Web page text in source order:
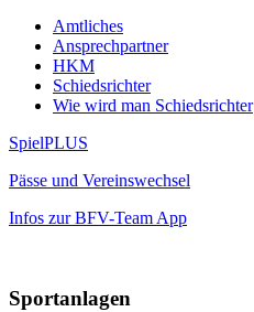
Amtliches
Ansprechpartner
HKM
Schiedsrichter
Wie wird man Schiedsrichter
SpielPLUS
Pässe und Vereinswechsel
Infos zur BFV-Team App
Sportanlagen